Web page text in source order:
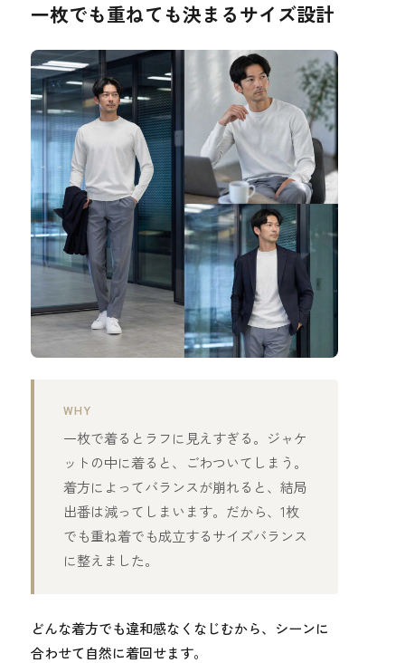
一枚でも重ねても決まるサイズ設計
WHY
一枚で着るとラフに見えすぎる。ジャケ
ットの中に着ると、ごわついてしまう。
着方によってバランスが崩れると、結局
出番は減ってしまいます。だから、1枚
でも重ね着でも成立するサイズバランス
に整えました。
どんな着方でも違和感なくなじむから、シーンに
合わせて自然に着回せます。